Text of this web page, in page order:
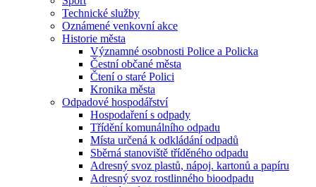
Technické služby
Oznámené venkovní akce
Historie města
Významné osobnosti Police a Policka
Čestní občané města
Čtení o staré Polici
Kronika města
Odpadové hospodářství
Hospodaření s odpady
Třídění komunálního odpadu
Místa určená k odkládání odpadů
Sběrná stanoviště tříděného odpadu
Adresný svoz plastů, nápoj. kartonů a papíru
Adresný svoz rostlinného bioodpadu